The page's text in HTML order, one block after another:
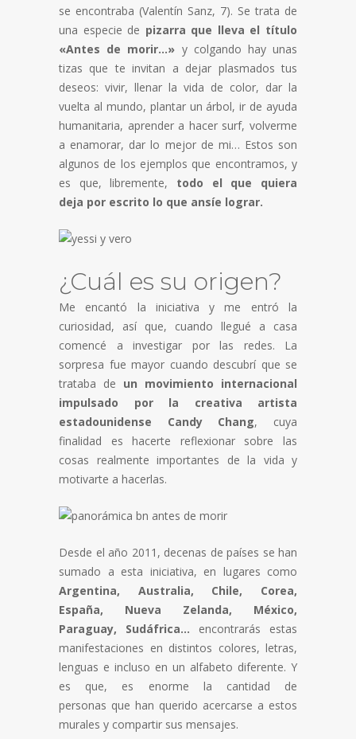
se encontraba (Valentín Sanz, 7). Se trata de
una especie de pizarra que lleva el título
«Antes de morir…» y colgando hay unas
tizas que te invitan a dejar plasmados tus
deseos: vivir, llenar la vida de color, dar la
vuelta al mundo, plantar un árbol, ir de ayuda
humanitaria, aprender a hacer surf, volverme
a enamorar, dar lo mejor de mi… Estos son
algunos de los ejemplos que encontramos, y
es que, libremente, todo el que quiera
deja por escrito lo que ansíe lograr.
¿Cuál es su origen?
Me encantó la iniciativa y me entró la
curiosidad, así que, cuando llegué a casa
comencé a investigar por las redes. La
sorpresa fue mayor cuando descubrí que se
trataba de un movimiento internacional
impulsado por la creativa artista
estadounidense Candy Chang, cuya
finalidad es hacerte reflexionar sobre las
cosas realmente importantes de la vida y
motivarte a hacerlas.
Desde el año 2011, decenas de países se han
sumado a esta iniciativa, en lugares como
Argentina, Australia, Chile, Corea,
España, Nueva Zelanda, México,
Paraguay, Sudáfrica… encontrarás estas
manifestaciones en distintos colores, letras,
lenguas e incluso en un alfabeto diferente. Y
es que, es enorme la cantidad de
personas que han querido acercarse a estos
murales y compartir sus mensajes.